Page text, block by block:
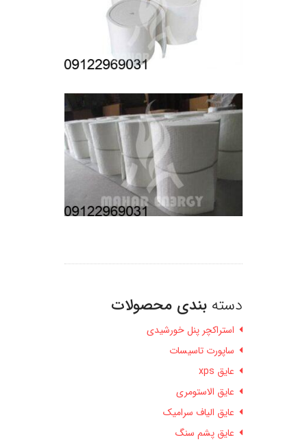
دسته بندی محصولات
استراکچر پنل خورشیدی
ساپورت تاسیسات
عایق xps
عایق الاستومری
عایق الیاف سرامیک
عایق پشم سنگ